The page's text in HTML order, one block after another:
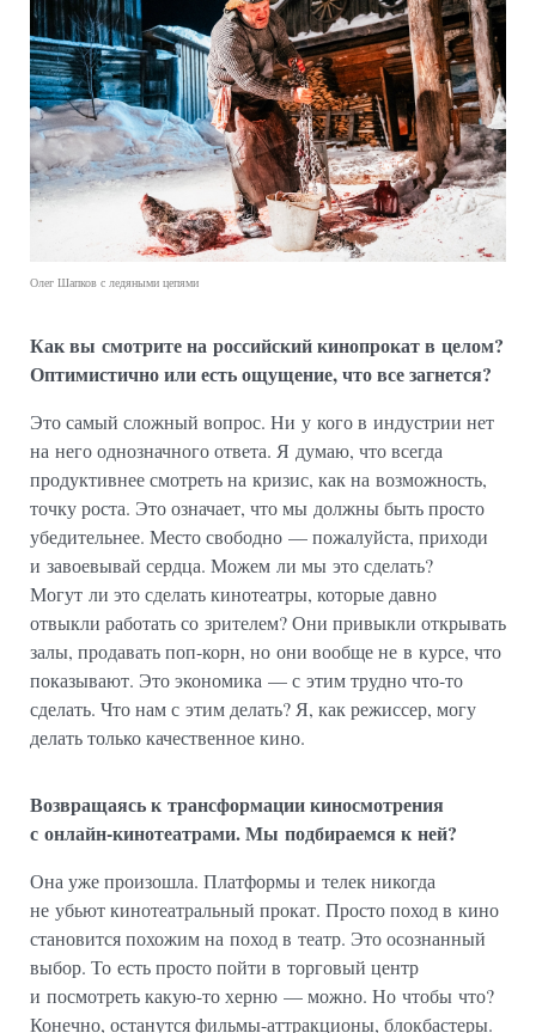
Олег Шапков с ледяными цепями
Как вы смотрите на российский кинопрокат в целом?
Оптимистично или есть ощущение, что все загнется?
Это самый сложный вопрос. Ни у кого в индустрии нет
на него однозначного ответа. Я думаю, что всегда
продуктивнее смотреть на кризис, как на возможность,
точку роста. Это означает, что мы должны быть просто
убедительнее. Место свободно — пожалуйста, приходи
и завоевывай сердца. Можем ли мы это сделать?
Могут ли это сделать кинотеатры, которые давно
отвыкли работать со зрителем? Они привыкли открывать
залы, продавать поп-корн, но они вообще не в курсе, что
показывают. Это экономика — с этим трудно что-то
сделать. Что нам с этим делать? Я, как режиссер, могу
делать только качественное кино.
Возвращаясь к трансформации киносмотрения
с онлайн-кинотеатрами. Мы подбираемся к ней?
Она уже произошла. Платформы и телек никогда
не убьют кинотеатральный прокат. Просто поход в кино
становится похожим на поход в театр. Это осознанный
выбор. То есть просто пойти в торговый центр
и посмотреть какую-то херню — можно. Но чтобы что?
Конечно, останутся фильмы-аттракционы, блокбастеры.